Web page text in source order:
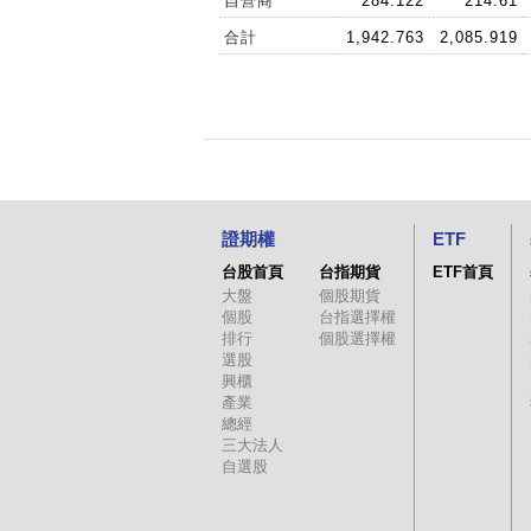
合計 1,942.763 2,085.919
證期權
台股首頁
大盤
個股
排行
選股
興櫃
產業
總經
三大法人
自選股
台指期貨
個股期貨
台指選擇權
個股選擇權
ETF
ETF首頁